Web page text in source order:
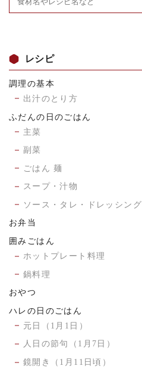
レシピ
調理の基本
出汁のとり方
ふだんの日のごはん
主菜
副菜
ごはん 麺
スープ・汁物
ソース・タレ・ドレッシング
お弁当
囲みごはん
ホットプレート料理
鍋料理
おやつ
ハレの日のごはん
元日（1月1日）
人日の節句（1月7日）
鏡開き（1月11日頃）